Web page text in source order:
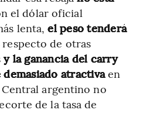
el dólar oficial
lenta,el peso tenderá
respecto de otras
y la ganancia del carry
atractivaen
Central argentino no
de la tasa de